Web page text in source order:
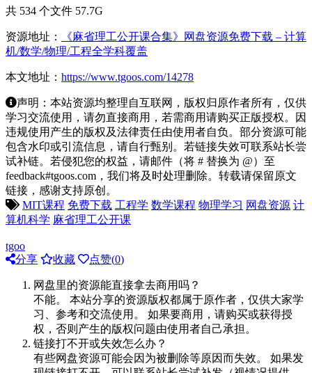
共 534 个文件 57.7G
资源地址：
《麻省理工公开课合集》网盘资源免费下载 – 计算
机/数学/物理/工程全学科覆盖
本文地址： https://www.tgoos.com/14278
声明：本站资源均整理自互联网，版权归原作者所有，仅供
学习交流使用，请勿直接商用，若需商用请购买正版授权。因
违规使用产生的版权及法律责任由使用者自负。部分资源可能
包含水印或引流信息，请自行甄别。若链接失效可联系站长尝
试补链。若侵犯您的权益，请邮件（将 # 替换为 @）至
feedback#tgoos.com，我们将及时处理删除。转载请保留原文
链接，感谢支持原创。
MIT课程 免费下载 工程学 数学课程 物理学习 网盘资源 计
算机科学 麻省理工公开课
tgoo
分享
收藏 点赞(0)
网盘里的资源能直接拿去商用吗？
不能。 本站分享的资源版权都属于原作者，仅供大家学
习、参考和交流使用。 如果要商用，请购买或获得授
权，否则产生的版权问题由使用者自己承担。
链接打不开或失效怎么办？
有些网盘资源可能会因为被删除等原因而失效。 如果发